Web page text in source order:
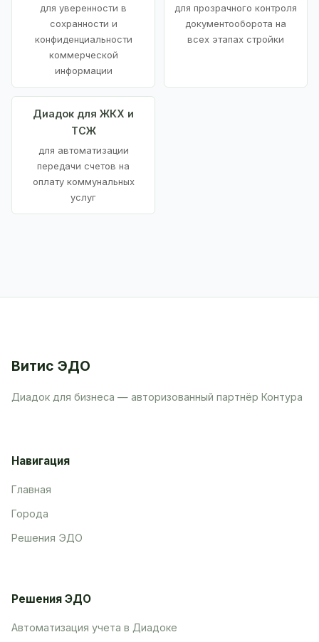
для уверенности в
сохранности и
конфиденциальности
коммерческой
информации
для прозрачного контроля
документооборота на
всех этапах стройки
Диадок для ЖКХ и
ТСЖ
для автоматизации
передачи счетов на
оплату коммунальных
услуг
Витис ЭДО
Диадок для бизнеса — авторизованный партнёр Контура
Навигация
Главная
Города
Решения ЭДО
Решения ЭДО
Автоматизация учета в Диадоке